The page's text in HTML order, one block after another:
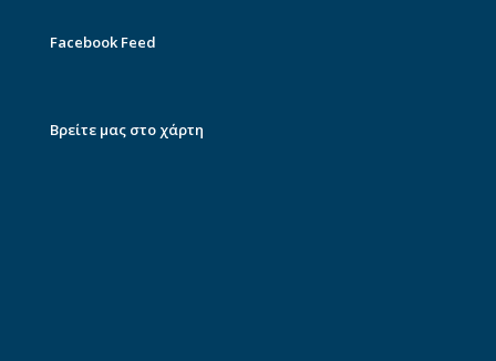
Facebook Feed
Βρείτε μας στο χάρτη